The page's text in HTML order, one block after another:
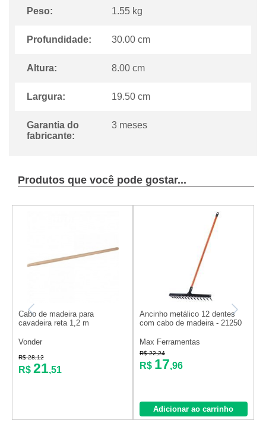
Peso: 1.55 kg
Profundidade: 30.00 cm
Altura: 8.00 cm
Largura: 19.50 cm
Garantia do
fabricante:
3 meses
Produtos que você pode gostar...
Cabo de madeira para
cavadeira reta 1,2 m
Vonder
R$ 28,12
R$ 21,51
Ancinho metálico 12 dentes
com cabo de madeira - 21250
Max Ferramentas
R$ 22,24
R$ 17,96
Adicionar ao carrinho